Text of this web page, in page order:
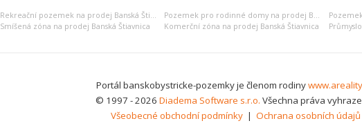
Rekreační pozemek na prodej Banská Štiavnica Pozemek pro rodinné domy na prodej Banská Štiavnica
Smíšená zóna na prodej Banská Štiavnica
Komerční zóna na prodej Banská Štiavnica
Portál banskobystricke-pozemky je členom rodiny
© 1997 - 2026 Diadema Software s.r.o. Všechna práva
Všeobecné obchodní podmínky | Ochrana osobních údajů